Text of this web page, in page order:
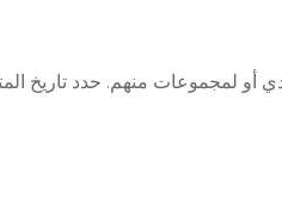
لمجموعات منهم. حدد تاريخ